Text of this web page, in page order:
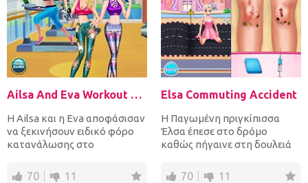
Ailsa And Eva Workout Buddies
Η Ailsa και η Eva αποφάσισαν
να ξεκινήσουν ειδικό φόρο
κατανάλωσης στο
ακολουθήσο...
70 11
Elsa Commuting Accident
Η Παγωμένη πριγκίπισσα
Έλσα έπεσε στο δρόμο
καθώς πήγαινε στη δουλειά
της...70 11